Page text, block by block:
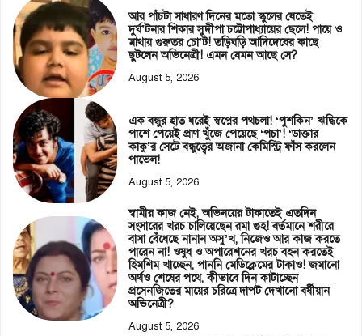
আর পাঁচটা সাধারণ দিনের মতো স্কুলের যেতেই
দুর্ঘ’টনার শিকার সুদীপা চট্টোপাধ্যায়ের ছেলে! পায়ে ও
মাথায় গুরুতর চো’ট! তড়িঘড়ি আদিদেবের কাছে
ছুটলেন অভিনেত্রী! এমন যেমন আছে সে?
August 5, 2026
এক বন্ধুর হাত ধরেই স্বপ্নের পথচলা! ‘পুশকিন’ ঋদ্ধিকে
পাশে পেয়েই প্রাণ খুঁজে পেয়েছে ‘পচা’! ‘ডাক্তার
কাকু’র সেটে বন্ধুত্বের অজানা কেমিস্ট্রি ফাঁস করলেন
পাভেল!
August 5, 2026
স্বামীর কাজ নেই, অভিনয়ের টাকাতেই এতদিন
সংসারের খরচ চালিয়েছেন রমা গুহ! বর্তমানে শরীরে
বাসা বেঁধেছে নানান অসু’খ, নিজেও আর কাজ করতে
পারেন না! ওষুধ ও অপারেশনের খরচ বহন করতেই
হিমশিম খাচ্ছেন, পাননি মেডিক্লেমের টাকাও! জমানো
অর্থও শেষের পথে, কীভাবে দিন কাটাচ্ছেন
প্রসেনজিতের মায়ের চরিত্রে দাপট দেখানো বর্ষীয়ান
অভিনেত্রী?
August 5, 2026